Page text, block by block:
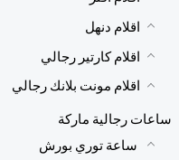
اقلام دنهل
اقلام كارتير رجالي
اقلام مونت بلانك رجالي
ساعات رجالية ماركة
ساعة توري بورش